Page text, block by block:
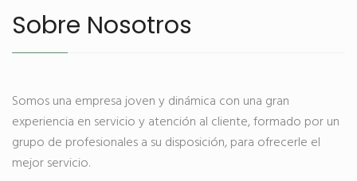
Sobre Nosotros
Somos una empresa joven y dinámica con una gran
experiencia en servicio y atención al cliente, formado por un
grupo de profesionales a su disposición, para ofrecerle el
mejor servicio.